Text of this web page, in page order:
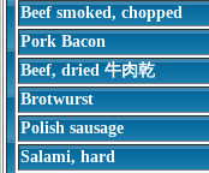
Beef smoked, chopped
Pork Bacon
Beef, dried 牛肉乾
Brotwurst
Polish sausage
Salami, hard